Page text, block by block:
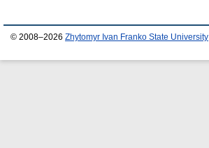
© 2008–2026 Zhytomyr Ivan Franko State University